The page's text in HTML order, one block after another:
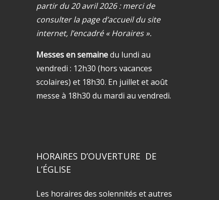
partir du 20 avril 2026 : merci de
consulter la page d’accueil du site
internet, l’encadré « Horaires ».
Messes en semainedu lundi au
vendredi : 12h30 (hors vacances
scolaires) et 18h30. En juillet et août
messe à 18h30 du mardi au vendredi.
HORAIRES D’OUVERTURE DE
L’ÉGLISE
Les horaires des solennités et autres